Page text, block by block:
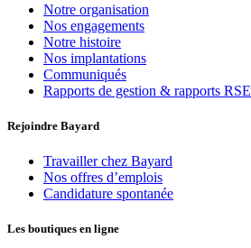
Notre organisation
Nos engagements
Notre histoire
Nos implantations
Communiqués
Rapports de gestion & rapports RSE
Rejoindre Bayard
Travailler chez Bayard
Nos offres d’emplois
Candidature spontanée
Les boutiques en ligne